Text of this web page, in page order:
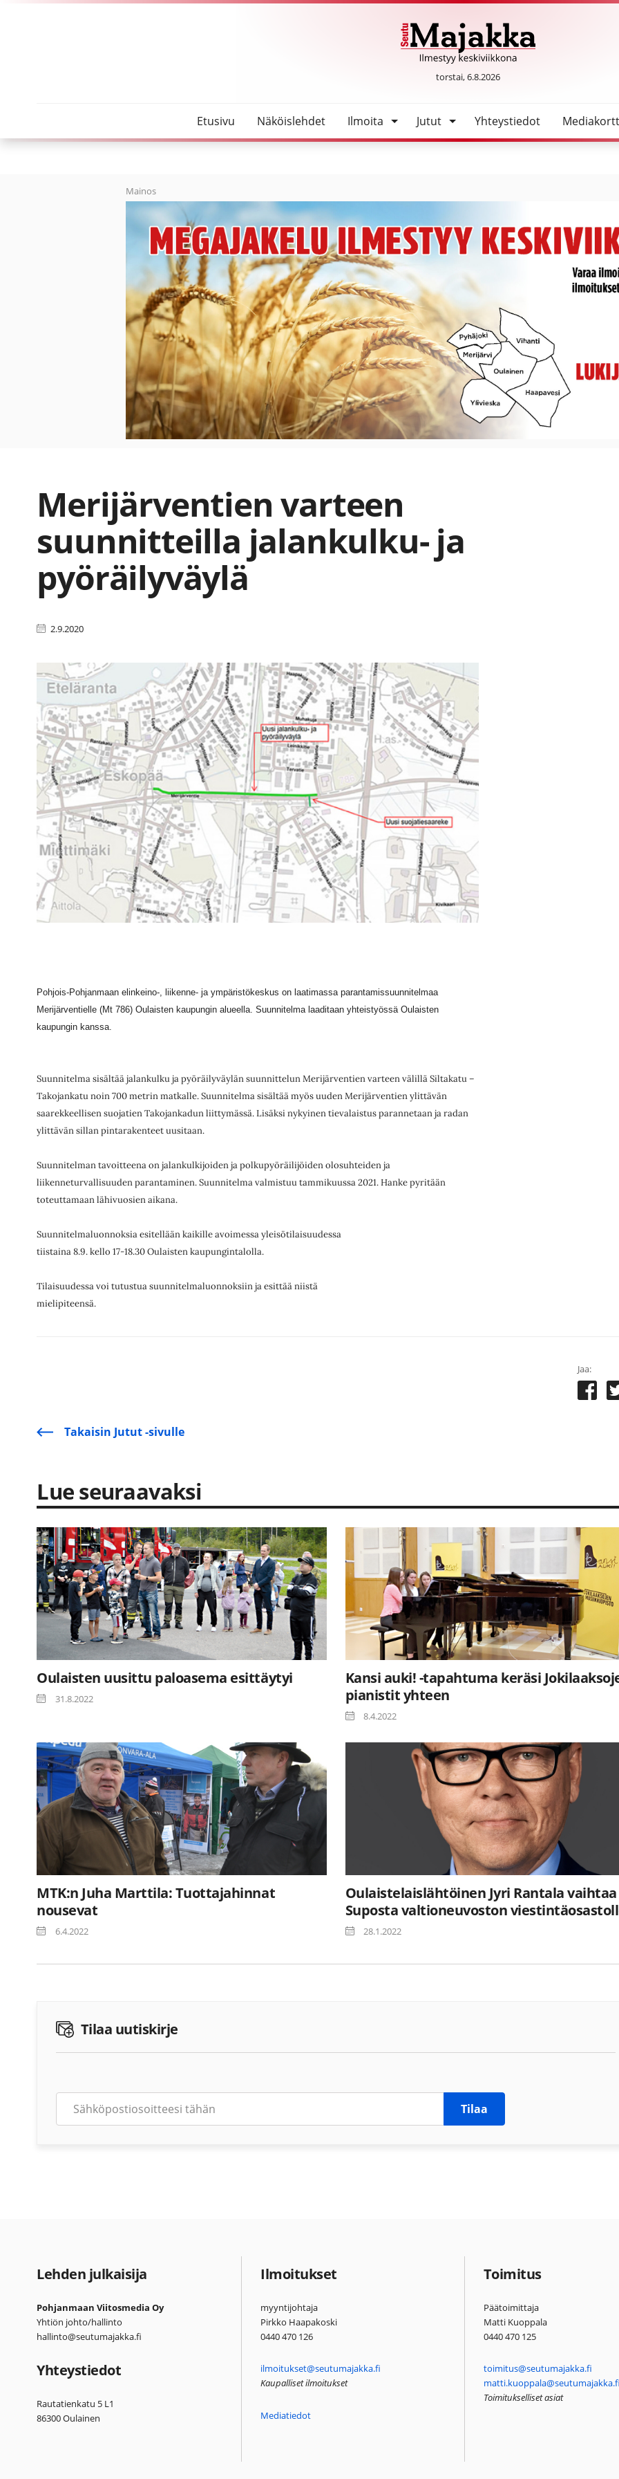
SeutuMajakka
torstai, 6.8.2026
Etusivu Näköislehdet Ilmoita Jutut Yhteystiedot
Mainos
Merijärventien varteen
suunnitteilla jalankulku- ja
pyöräilyväylä
2.9.2020
Pohjois-Pohjanmaan elinkeino-, liikenne- ja ympäristökeskus on laatimassa parantamissuunnitelmaa
Merijärventielle (Mt 786) Oulaisten kaupungin alueella. Suunnitelma laaditaan yhteistyössä Oulaisten
kaupungin kanssa.
Suunnitelma sisältää jalankulku ja pyöräilyväylän suunnittelun Merijärventien varteen välillä Siltakatu –
Takojankatu noin 700 metrin matkalle. Suunnitelma sisältää myös uuden Merijärventien ylittävän
saarekkeellisen suojatien Takojankadun liittymässä. Lisäksi nykyinen tievalaistus parannetaan ja radan
ylittävän sillan pintarakenteet uusitaan.
Suunnitelman tavoitteena on jalankulkijoiden ja polkupyöräilijöiden olosuhteiden ja
liikenneturvallisuuden parantaminen. Suunnitelma valmistuu tammikuussa 2021. Hanke pyritään
toteuttamaan lähivuosien aikana.
Suunnitelmaluonnoksia esitellään kaikille avoimessa yleisötilaisuudessa
tiistaina 8.9. kello 17-18.30 Oulaisten kaupungintalolla.
Tilaisuudessa voi tutustua suunnitelmaluonnoksiin ja esittää niistä
mielipiteensä.
Jaa:
Takaisin Jutut -sivulle
Lue seuraavaksi
Oulaisten uusittu paloasema esittäytyi
31.8.2022
Kansi auki! -tapahtuma keräsi
pianistit yhteen
8.4.2022
MTK:n Juha Marttila: Tuottajahinnat
nousevat
6.4.2022
Oulaistelaislähtöinen Jyri Rantala vaihtaa
Suposta valtioneuvoston
28.1.2022
Tilaa uutiskirje
Tilaa
Lehden julkaisija
Pohjanmaan Viitosmedia Oy
Yhtiön johto/hallinto
hallinto@seutumajakka.fi
Yhteystiedot
Rautatienkatu 5 L1
86300 Oulainen
Ilmoitukset
myyntijohtaja
Pirkko Haapakoski
0440 470 126
ilmoitukset@seutumajakka.fi
Kaupalliset ilmoitukset
Mediatiedot
Toimitus
Päätoimittaja
Matti Kuoppala
0440 470 125
toimitus@seutumajakka.fi
Toimitukselliset asiat